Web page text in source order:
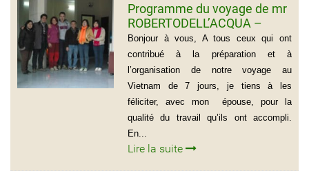
Programme du voyage de mr
ROBERTODELL’ACQUA –
ITALIA
Bonjour à vous, A tous ceux qui ont
contribué à la préparation et à
l’organisation de notre voyage au
Vietnam de 7 jours, je tiens à les
féliciter, avec mon épouse, pour la
qualité du travail qu’ils ont accompli.
En...
Lire la suite